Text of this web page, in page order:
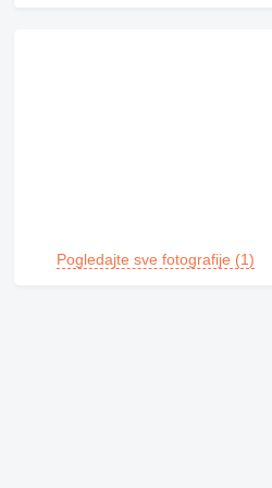
Pogledajte sve fotografije (1)